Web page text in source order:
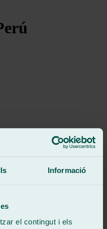
Informació
el contingut i els
de Vidrios del Automóvil